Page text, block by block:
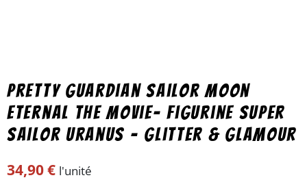
Pretty Guardian Sailor Moon
Eternal the Movie- Figurine Super
Sailor Uranus – Glitter & Glamour
34,90€ l'unité